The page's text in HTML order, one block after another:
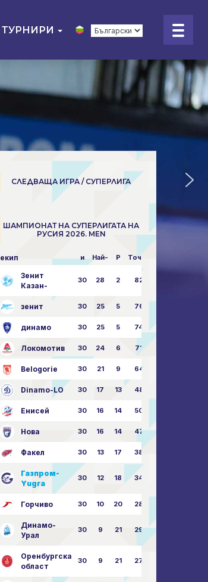
ТУРНИРИ
СЛЕДВАЩА ИГРА / СУПЕРЛИГА
ШАМПИОНАТ НА СУПЕРЛИГАТА НА
РУСИЯ 2026. MEN
екип и Най- P Точки
Зенит
Казан-
30 28 2 82
зенит 30 25 5 76
динамо 30 25 5 74
Локомотив 30 24 6 71
Belogorie 30 21 9 64
Dinamo-LO 30 17 13 48
Енисей 30 16 14 50
Нова 30 16 14 47 62:58
Факел 30 13 17 38
Газпром-
Yugra
30 12 18 34
Горчиво 30 10 20 28
Динамо-
Урал
30 9 21 29 41:70
Оренбургска
област
30 9 21 27